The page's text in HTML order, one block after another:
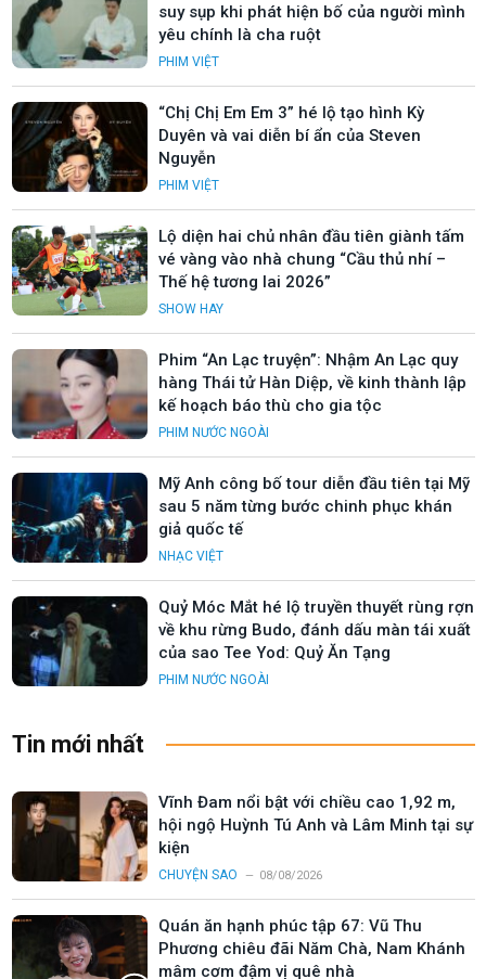
suy sụp khi phát hiện bố của người mình
yêu chính là cha ruột
PHIM VIỆT
“Chị Chị Em Em 3” hé lộ tạo hình Kỳ
Duyên và vai diễn bí ẩn của Steven
Nguyễn
PHIM VIỆT
Lộ diện hai chủ nhân đầu tiên giành tấm
vé vàng vào nhà chung “Cầu thủ nhí –
Thế hệ tương lai 2026”
SHOW HAY
Phim “An Lạc truyện”: Nhậm An Lạc quy
hàng Thái tử Hàn Diệp, về kinh thành lập
kế hoạch báo thù cho gia tộc
PHIM NƯỚC NGOÀI
Mỹ Anh công bố tour diễn đầu tiên tại Mỹ
sau 5 năm từng bước chinh phục khán
giả quốc tế
NHẠC VIỆT
Quỷ Móc Mắt hé lộ truyền thuyết rùng rợn
về khu rừng Budo, đánh dấu màn tái xuất
của sao Tee Yod: Quỷ Ăn Tạng
PHIM NƯỚC NGOÀI
Tin mới nhất
Vĩnh Đam nổi bật với chiều cao 1,92 m,
hội ngộ Huỳnh Tú Anh và Lâm Minh tại sự
kiện
CHUYỆN SAO 08/08/2026
Quán ăn hạnh phúc tập 67: Vũ Thu
Phương chiêu đãi Năm Chà, Nam Khánh
mâm cơm đậm vị quê nhà